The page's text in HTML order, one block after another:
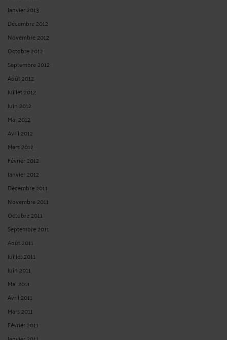
Janvier 2013
Décembre 2012
Novembre 2012
Octobre 2012
Septembre 2012
Août 2012
Juillet 2012
Juin 2012
Mai 2012
Avril 2012
Mars 2012
Février 2012
Janvier 2012
Décembre 2011
Novembre 2011
Octobre 2011
Septembre 2011
Août 2011
Juillet 2011
Juin 2011
Mai 2011
Avril 2011
Mars 2011
Février 2011